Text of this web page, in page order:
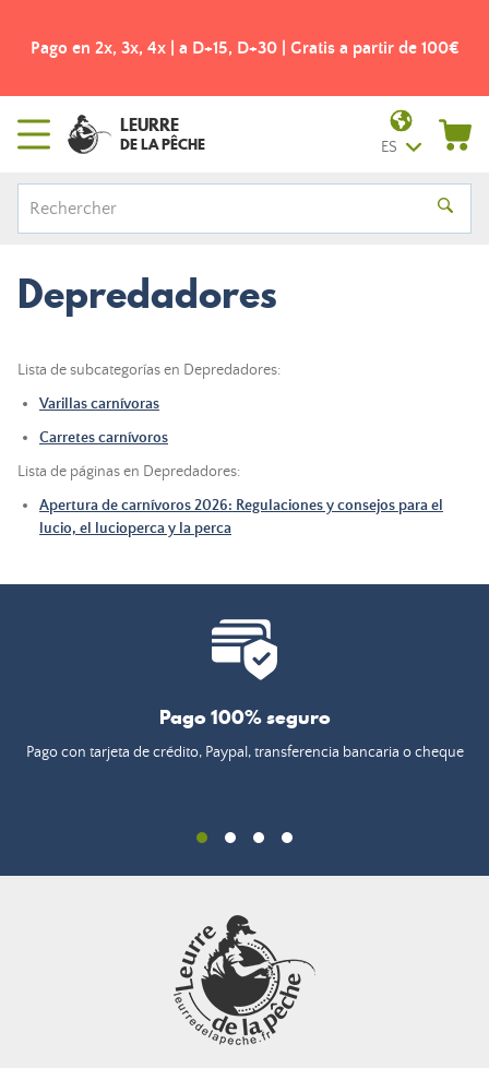
Pago en 2x, 3x, 4x | a D+15, D+30 | Gratis a partir de 100€
LEURRE
DE LA PÊCHE ES
Depredadores
Lista de subcategorías en Depredadores:
Varillas carnívoras
Carretes carnívoros
Lista de páginas en Depredadores:
Apertura de carnívoros 2026: Regulaciones y consejos para el
lucio, el lucioperca y la perca
Pago 100% seguro
Pago con tarjeta de crédito, Paypal, transferencia bancaria o cheque